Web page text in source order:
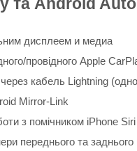
та Android
дисплеем и медиа
провідного Apple
кабель Lightning
Mirror-Link
з помічником iPhone Siri
переднього та